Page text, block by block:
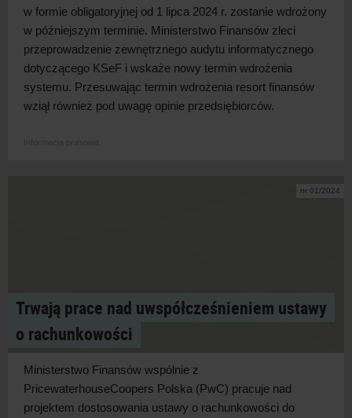
w formie obligatoryjnej od 1 lipca 2024 r. zostanie wdrożony
w późniejszym terminie. Ministerstwo Finansów zleci
przeprowadzenie zewnętrznego audytu informatycznego
dotyczącego KSeF i wskaże nowy termin wdrożenia
systemu. Przesuwając termin wdrożenia resort finansów
wziął również pod uwagę opinie przedsiębiorców.
nr 01/2024
Trwają prace nad uwspółcześnieniem ustawy
o rachunkowości
Ministerstwo Finansów wspólnie z
PricewaterhouseCoopers Polska (PwC) pracuje nad
projektem dostosowania ustawy o rachunkowości do